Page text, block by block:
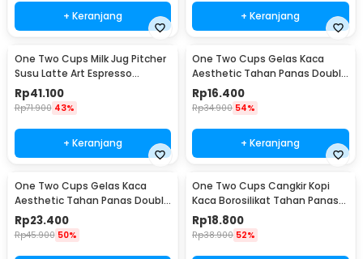
+ Keranjang + Keranjang
One Two Cups Milk Jug Pitcher
Susu Latte Art Espresso
Stainless Steel 350ml - 10084
Rp41.100
Rp71.900 43%
+ Keranjang
One Two Cups Gelas Kaca
Aesthetic Tahan Panas Double
Wall Glass 250ml - PLY1704
Rp16.400
Rp34.900 54%
+ Keranjang
One Two Cups Gelas Kaca
Aesthetic Tahan Panas Double
Wall Glass 433ml - PLY1704
Rp23.400
Rp45.900 50%
One Two Cups Cangkir Kopi
Kaca Borosilikat Tahan Panas
Double Wall Cup 160ml
Rp18.800
Rp38.900 52%